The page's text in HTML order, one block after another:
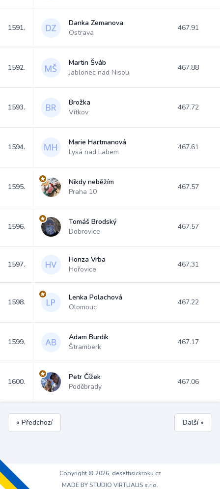
1591.
Danka Zemanova
Ostrava
467.91
1592.
Martin Šváb
Jablonec nad Nisou
467.88
1593.
Brožka
Vítkov
467.72
1594.
Marie Hartmanová
Lysá nad Labem
467.61
1595.
Nikdy neběžím
Praha 10
467.57
1596.
Tomáš Brodský
Dobrovice
467.57
1597.
Honza Vrba
Hořovice
467.31
1598.
Lenka Polachová
Olomouc
467.22
1599.
Adam Burdík
Štramberk
467.17
1600.
Petr Čížek
Poděbrady
467.06
« Předchozí Další »
Copyright © 2026, desettisickroku.cz
MADE BY STUDIO VIRTUALIS s.r.o.